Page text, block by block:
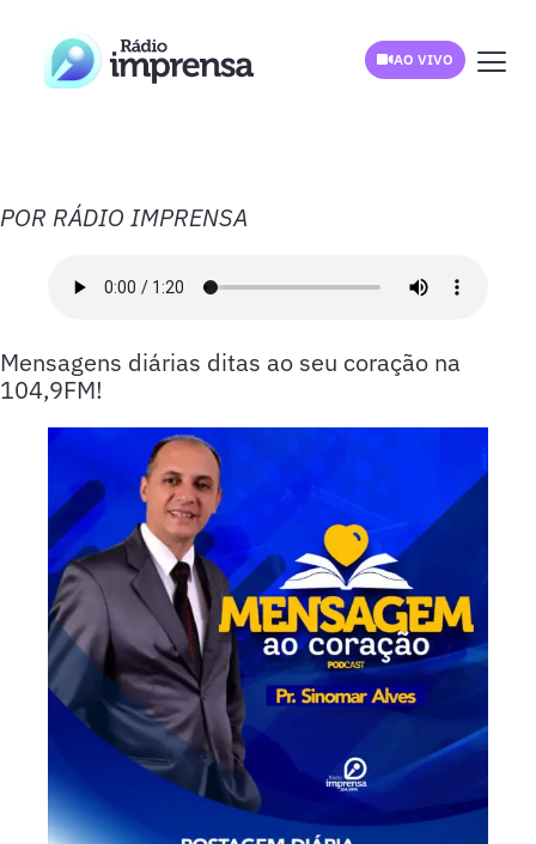
AO VIVO
POR RÁDIO IMPRENSA
Mensagens diárias ditas ao seu coração na
104,9FM!